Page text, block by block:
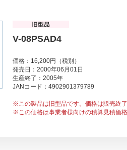
V-08PSAD4
価格：16,200円（税別）
発売日：2000年06月01日
生産終了：2005年
JANコード：4902901379789
※この製品は旧型品です。価格は販売終
※この価格は事業者様向けの積算見積価